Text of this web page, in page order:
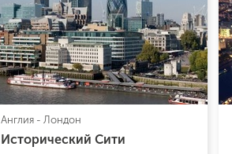
Англия - Лондон
Исторический Сити